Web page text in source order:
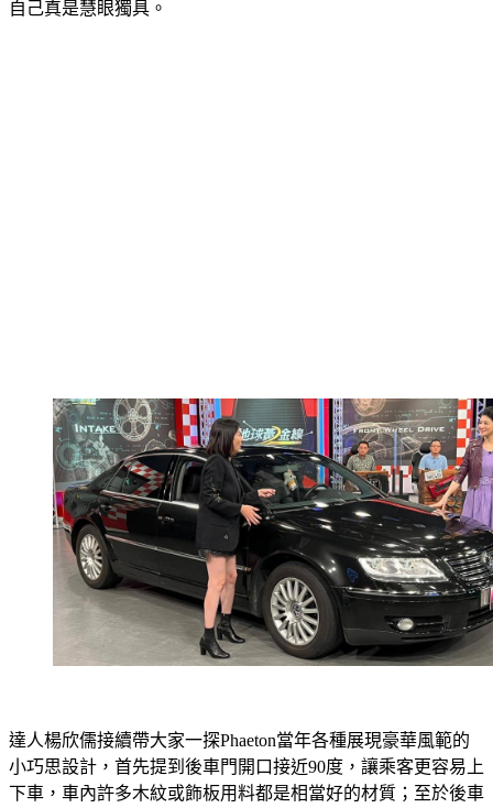
資源，這也讓苗可麗先是驚喜，接著笑稱：「妳看吧！」暗指
達人楊欣儒接續帶大家一探Phaeton當年各種展現豪華風範的
小巧思設計，首先提到後車門開口接近90度，讓乘客更容易上